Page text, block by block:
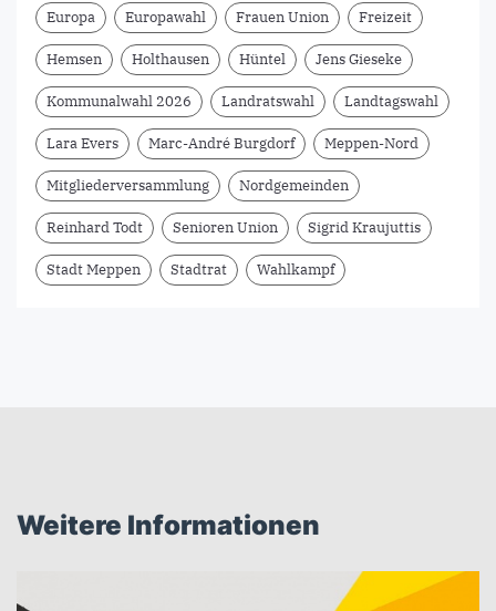
Europa Europawahl Frauen Union Freizeit
Hemsen Holthausen Hüntel Jens Gieseke
Kommunalwahl 2026 Landratswahl Landtagswahl
Lara Evers Marc-André Burgdorf Meppen-Nord
Mitgliederversammlung Nordgemeinden
Reinhard Todt Senioren Union Sigrid Kraujuttis
Stadt Meppen Stadtrat Wahlkampf
Weitere Informationen